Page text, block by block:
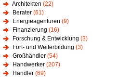
Architekten (22)
Berater (61)
Energieagenturen (9)
Finanzierung (16)
Forschung & Entwicklung (3)
Fort- und Weiterbildung (3)
Großhändler (54)
Handwerker (207)
Händler (69)